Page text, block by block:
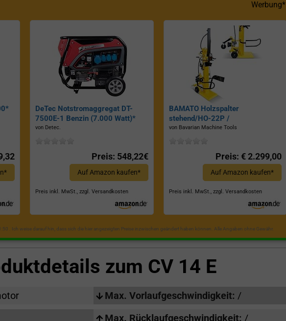
Werbung*
DeTec Notstromaggregat DT-
7500E-1 Benzin (7.000 Watt)*
von Detec.
Preis: 548,22€
Auf Amazon kaufen*
Preis inkl. MwSt., zzgl. Versandkosten
BAMATO Holzspalter
stehend/HO-22P /
Zapfwellenantrieb, Inkl.
von Bavarian Machine Tools
Preis: € 2.299,00
Auf Amazon kaufen*
Preis inkl. MwSt., zzgl. Versandkosten
. Ich weise darauf hin, dass sich die hier angezeigten Preise inzwischen geändert haben können. Alle Angaben ohne Gewähr.
zum CV 14 E
Max. Vorlaufgeschwindigkeit: /
Max. Rücklaufgeschwindigkeit: /